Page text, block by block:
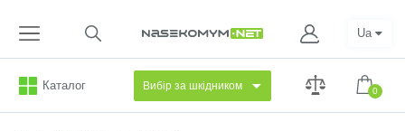
Каталог Вибір за шкідником 0
Ua